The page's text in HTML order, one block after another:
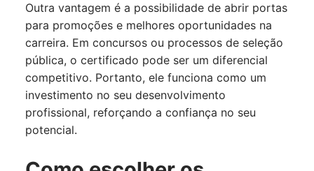
Outra vantagem é a possibilidade de abrir portas
para promoções e melhores oportunidades na
carreira. Em concursos ou processos de seleção
pública, o certificado pode ser um diferencial
competitivo. Portanto, ele funciona como um
investimento no seu desenvolvimento
profissional, reforçando a confiança no seu
potencial.